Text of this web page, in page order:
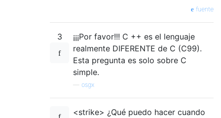
fuente
3
¡¡¡Por favor!!! C ++ es el lenguaje
realmente DIFERENTE de C (C99).
Esta pregunta es solo sobre C
simple.
osgx
<strike> ¿Qué puedo hacer cuando